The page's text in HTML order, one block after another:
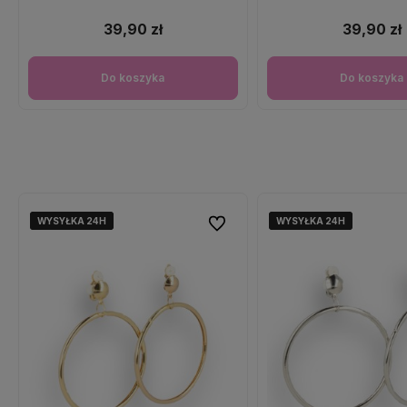
39,90 zł
Do koszyka
39,90 zł
Do koszyka
WYSYŁKA 24H
WYSYŁKA 24H
WYSYŁKA 24H Do ulubionychWYSYŁKA 24H
WYSYŁKA 24H
WYSYŁKA 24H